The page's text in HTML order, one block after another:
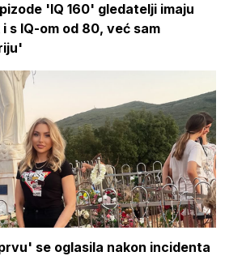
'IQ 160' gledatelji imaju
s IQ-om od 80, već sam
se oglasila nakon incidenta